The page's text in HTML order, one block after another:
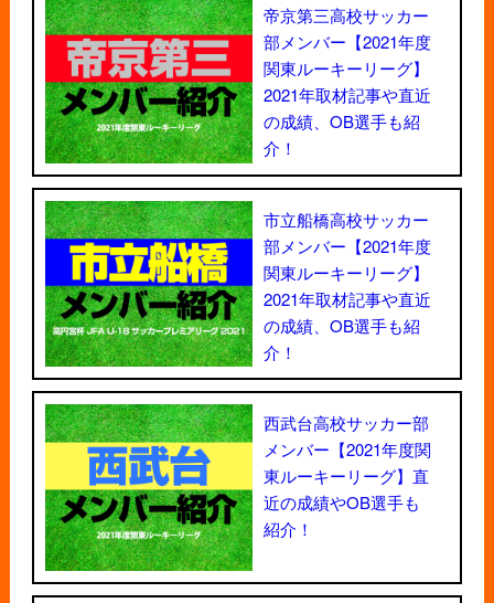
帝京第三高校サッカー
部メンバー【2021年度
関東ルーキーリーグ】
2021年取材記事や直近
の成績、OB選手も紹
介！
市立船橋高校サッカー
部メンバー【2021年度
関東ルーキーリーグ】
2021年取材記事や直近
の成績、OB選手も紹
介！
西武台高校サッカー部
メンバー【2021年度関
東ルーキーリーグ】直
近の成績やOB選手も
紹介！